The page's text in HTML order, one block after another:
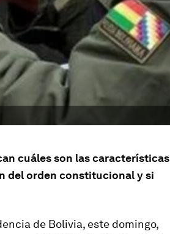
cuáles son las características
del orden constitucional y si
de Bolivia, este domingo,